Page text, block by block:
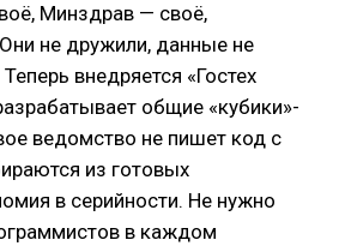
Минздрав — своё,
не дружили, данные не
внедряется «Гостех
общие «кубики»-
ведомство не пишет код с
из готовых
в серийности. Не нужно
в каждом